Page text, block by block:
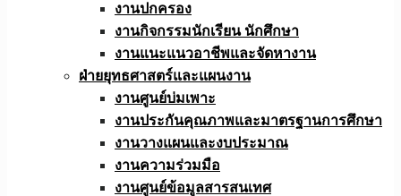
งานปกครอง
งานกิจกรรมนักเรียน นักศึกษา
งานแนะแนวอาชีพและจัดหางาน
ฝ่ายยุทธศาสตร์และแผนงาน
งานศูนย์บ่มเพาะ
งานประกันคุณภาพและมาตรฐานการศึกษา
งานวางแผนและงบประมาณ
งานความร่วมมือ
งานศูนย์ข้อมูลสารสนเทศ